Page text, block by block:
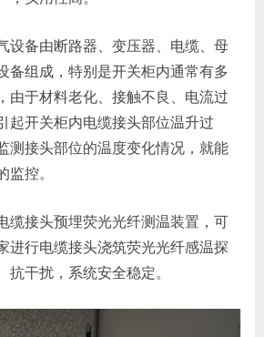
设备由断路器、变压器、电缆、母
备组成，特别是开关柜内通常有多
由于材料老化、接触不良、电流过
起开关柜内电缆接头部位温升过
测接头部位的温度变化情况，就能
监控。
缆接头预埋荧光光纤测温装置，可
进行电缆接头浇筑荧光光纤感温探
抗干扰，系统安全稳定。